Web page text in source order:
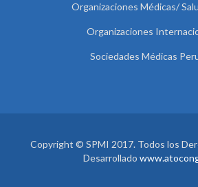
Organizaciones Médicas/
Organizaciones
Sociedades Médicas
Copyright © SPMI 2017. Todos los
Desarrollado